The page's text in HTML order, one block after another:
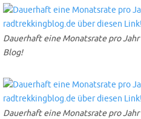
Dauerhaft eine Monatsrate pro
Blog!
Dauerhaft eine Monatsrate pro